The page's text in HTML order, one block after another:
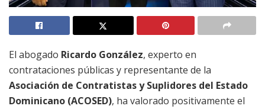
El abogado Ricardo González, experto en
contrataciones públicas y representante de la
Asociación de Contratistas y Suplidores del Estado
Dominicano (ACOSED), ha valorado positivamente el